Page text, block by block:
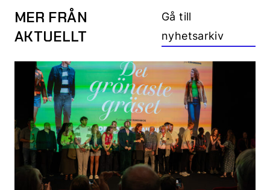
MER FRÅN
AKTUELLT
Gå till
nyhetsarkiv